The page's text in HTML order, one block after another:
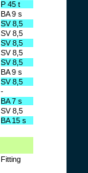
P 45 t
BA 9 s
SV 8,5
SV 8,5
SV 8,5
SV 8,5
SV 8,5
BA 9 s
SV 8,5
-
BA 7 s
SV 8,5
BA 15 s
Fitting